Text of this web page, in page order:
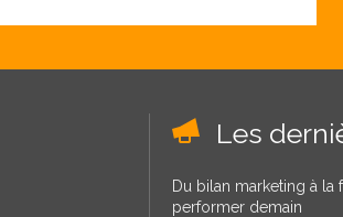
Les
Du bilan marketing à la
performer demain